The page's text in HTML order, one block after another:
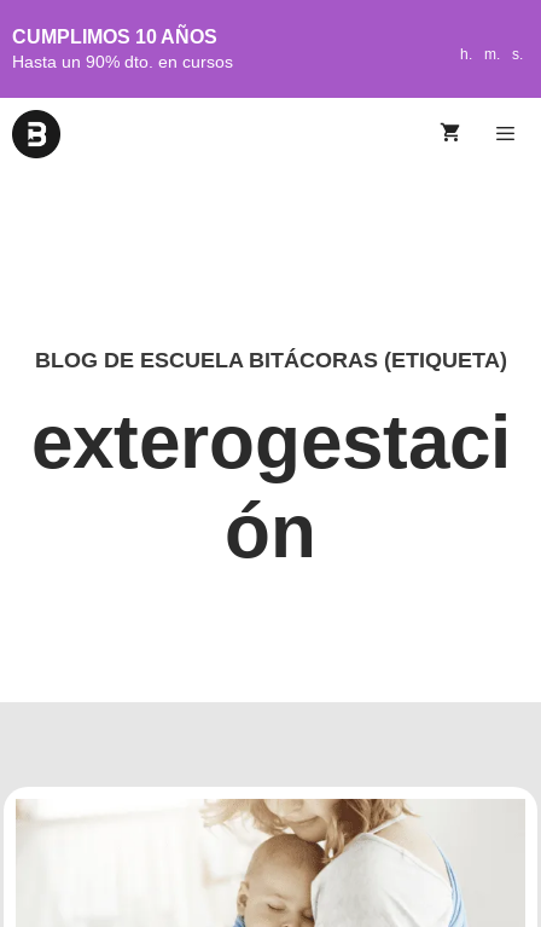
CUMPLIMOS 10 AÑOS
Hasta un 90% dto. en cursos h. m. s.
BLOG DE ESCUELA BITÁCORAS (ETIQUETA)
exterogestaci
ón